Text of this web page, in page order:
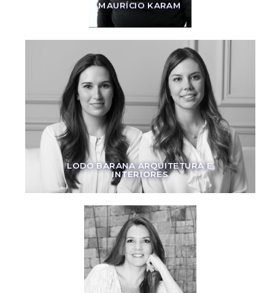
MAURÍCIO KARAM
LODO BARANA ARQUITETURA E
INTERIORES